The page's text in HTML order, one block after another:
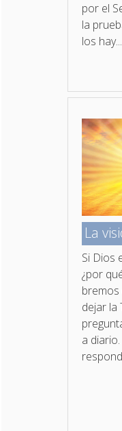
por el
la
los hay...
La
Si Dios
¿por
bremos
dejar la
a